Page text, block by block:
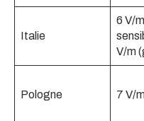
Italie
6 V/
V/m
Pologne 7 V/